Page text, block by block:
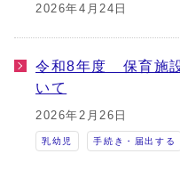
2026年4月24日
令和8年度 保育施
いて
2026年2月26日
乳幼児 手続き・届出する